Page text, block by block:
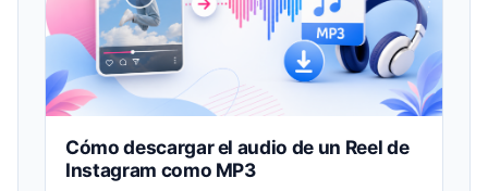
Cómo descargar el audio de un Reel de
Instagram como MP3